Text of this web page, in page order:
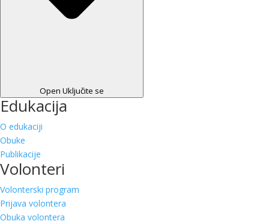
Open Uključite se
Edukacija
O edukaciji
Obuke
Publikacije
Volonteri
Volonterski program
Prijava volontera
Obuka volontera